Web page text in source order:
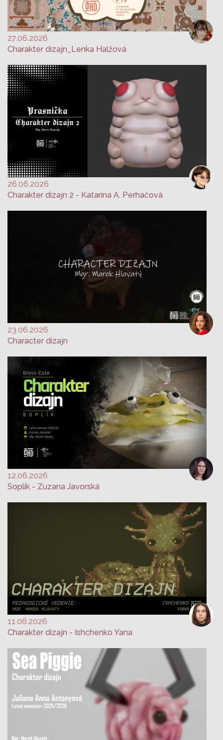
27.06.2026
Charakter dizajn_Lenka Halžová
26.06.2026
Charakter dizajn 2 - Katarina A. Perhačová
23.06.2026
Character dizajn
12.06.2026
Soplík - Zuzana Javorská
11.06.2026
Charakter dizajn - Ishchenko Yana